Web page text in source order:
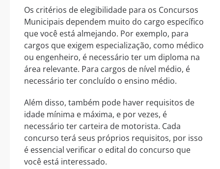
Os critérios de elegibilidade para os Concursos
Municipais dependem muito do cargo específico
que você está almejando. Por exemplo, para
cargos que exigem especialização, como médico
ou engenheiro, é necessário ter um diploma na
área relevante. Para cargos de nível médio, é
necessário ter concluído o ensino médio.
Além disso, também pode haver requisitos de
idade mínima e máxima, e por vezes, é
necessário ter carteira de motorista. Cada
concurso terá seus próprios requisitos, por isso
é essencial verificar o edital do concurso que
você está interessado.